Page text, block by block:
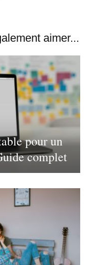
aimer...
pour un
complet